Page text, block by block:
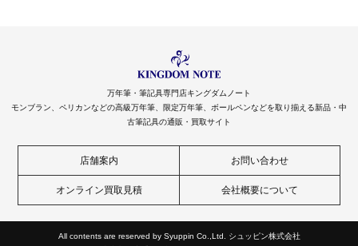
万年筆・筆記具専門店キングダムノート
モンブラン、ペリカンなどの高級万年筆、限定万年筆、ボールペンなどを取り揃える新品・中
古筆記具の通販・買取サイト
店舗案内 お問い合わせ
オンライン買取見積 会社概要について
All contents are reserved by Syuppin Co.,Ltd. シュッピン株式会社